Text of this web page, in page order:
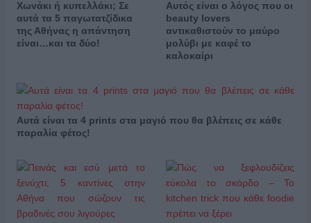
Χωνάκι ή κυπελλάκι; Σε
αυτά τα 5 παγωτατζίδικα
της Αθήνας η απάντηση
είναι…και τα δύο!
Αυτός είναι ο λόγος που οι
beauty lovers
αντικαθιστούν το μαύρο
μολύβι με καφέ το
καλοκαίρι
Αυτά είναι τα 4 prints στα μαγιό που θα βλέπεις σε κάθε
παραλία φέτος!